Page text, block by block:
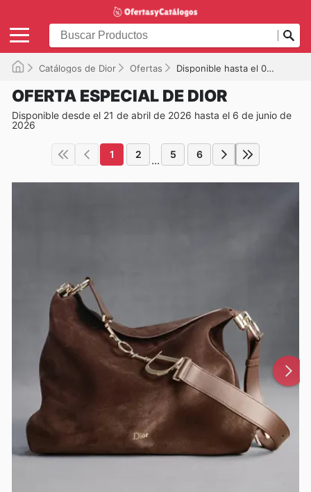
Catálogos de Dior Ofertas Disponible hasta el 06/06/2026
OFERTA ESPECIAL DE DIOR
Disponible desde el 21 de abril de 2026 hasta el 6 de junio de
2026
1 2 ... 5 6